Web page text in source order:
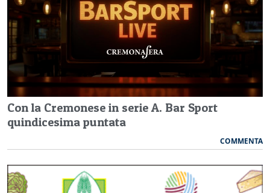
Con la Cremonese in serie A. Bar Sport
quindicesima puntata
COMMENTA